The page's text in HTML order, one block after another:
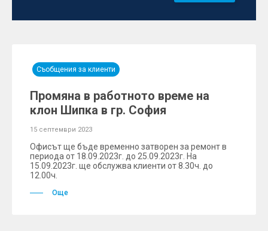
Съобщения за клиенти
Промяна в работното време на
клон Шипка в гр. София
15 септември 2023
Офисът ще бъде временно затворен за ремонт в
периода от 18.09.2023г. до 25.09.2023г. На
15.09.2023г. ще обслужва клиенти от 8.30ч. до
12.00ч.
Още